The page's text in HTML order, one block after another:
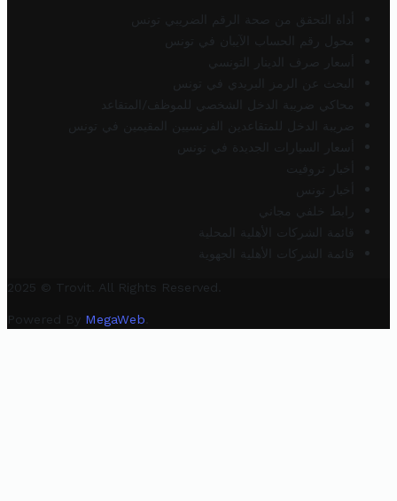
أداة التحقق من صحة الرقم الضريبي تونس
محول رقم الحساب الآيبان في تونس
أسعار صرف الدينار التونسي
البحث عن الرمز البريدي في تونس
محاكي ضريبة الدخل الشخصي للموظف/المتقاعد
ضريبة الدخل للمتقاعدين الفرنسيين المقيمين في تونس
أسعار السيارات الجديدة في تونس
أخبار تروفيت
أخبار تونس
رابط خلفي مجاني
قائمة الشركات الأهلية المحلية
قائمة الشركات الأهلية الجهوية
2025 © Trovit. All Rights Reserved.
Powered By MegaWeb